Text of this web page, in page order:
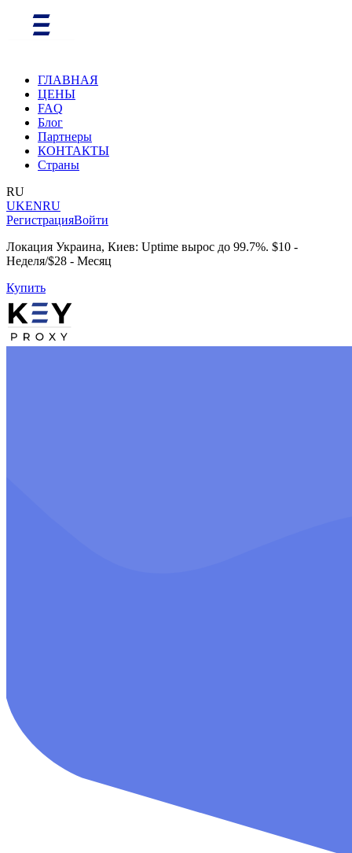
ГЛАВНАЯ
ЦЕНЫ
FAQ
Блог
Партнеры
КОНТАКТЫ
Страны
RU
UKENRU
РегистрацияВойти
Локация Украина, Киев: Uptime вырос до 99.7%. $10 -
Неделя/$28 - Месяц
Купить